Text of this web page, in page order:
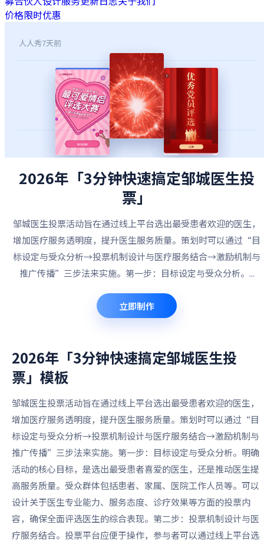
价格限时优惠
人人秀7天前
2026年「3分钟快速搞定邹城医生投
票」
邹城医生投票活动旨在通过线上平台选出最受患者欢迎的医生，
增加医疗服务透明度，提升医生服务质量。策划时可以通过“目
标设定与受众分析→投票机制设计与医疗服务结合→激励机制与
推广传播”三步法来实施。第一步：目标设定与受众分析。...
立即制作
2026年「3分钟快速搞定邹城医生投
票」 模板
邹城医生投票活动旨在通过线上平台选出最受患者欢迎的医生，
增加医疗服务透明度，提升医生服务质量。策划时可以通过“目
标设定与受众分析→投票机制设计与医疗服务结合→激励机制与
推广传播”三步法来实施。第一步：目标设定与受众分析。明确
活动的核心目标，是选出最受患者喜爱的医生，还是推动医生提
高服务质量。受众群体包括患者、家属、医院工作人员等。可以
设计关于医生专业能力、服务态度、诊疗效果等方面的投票内
容，确保全面评选医生的综合表现。第二步：投票机制设计与医
疗服务结合。投票平台应便于操作，参与者可以通过线上平台选